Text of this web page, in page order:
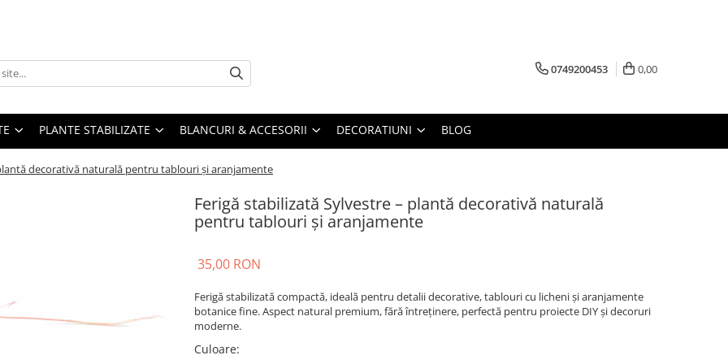
0749200453 0,00
PLANTE STABILIZATE BLANCURI & ACCESORII DECORATIUNI BLOG
decorativă naturală pentru tablouri și aranjamente
Ferigă stabilizată Sylvestre – plantă decorativă naturală
pentru tablouri și aranjamente
35,00 RON
Ferigă stabilizată compactă, ideală pentru detalii decorative, tablouri cu licheni și aranjamente
botanice fine. Aspect natural premium, fără întreținere, perfectă pentru proiecte DIY și decoruri
moderne.
Culoare: